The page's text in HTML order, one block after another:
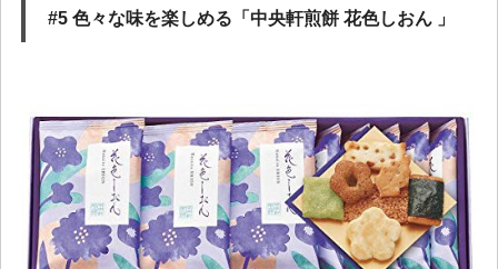
#5 色々な味を楽しめる「中央軒煎餅 花色しおん 」